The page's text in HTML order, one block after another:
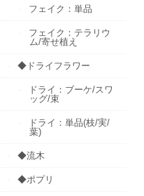
フェイク：単品
フェイク：テラリウ
ム/寄せ植え
◆ドライフラワー
ドライ：ブーケ/スワ
ッグ/束
ドライ：単品(枝/実/
葉)
◆流木
◆ポプリ